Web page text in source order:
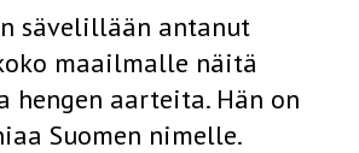
sävelillään antanut
maailmalle näitä
hengen aarteita. Hän on
Suomen nimelle.